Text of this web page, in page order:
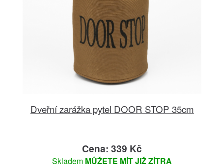
Dveřní zarážka pytel DOOR STOP 35cm
Cena: 339 Kč
Skladem MŮŽETE MÍT JIŽ ZÍTRA